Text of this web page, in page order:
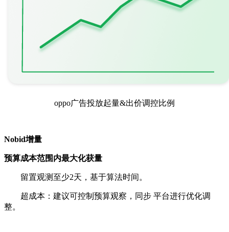
oppo广告投放起量&出价调控比例
Nobid增量
预算成本范围内最大化获量
留置观测至少2天，基于算法时间。
超成本：建议可控制预算观察，同步 平台进行优化调
整。